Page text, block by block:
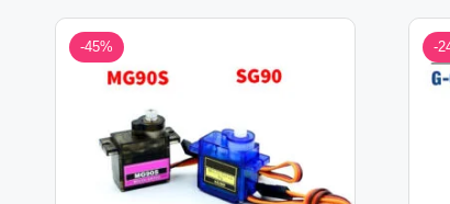
-45% -